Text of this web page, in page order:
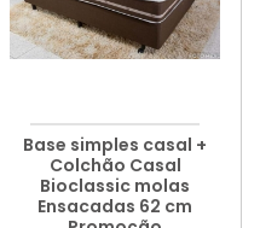
Base simples casal +
Colchão Casal
Bioclassic molas
Ensacadas 62 cm